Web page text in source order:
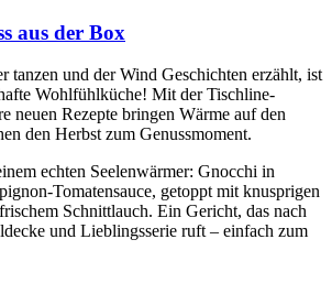
aus der Box
tanzen und der Wind Geschichten erzählt, ist
Wohlfühlküche! Mit der Tischline-
neuen Rezepte bringen Wärme auf den
den Herbst zum Genussmoment.
echten Seelenwärmer: Gnocchi in
Tomatensauce, getoppt mit knusprigen
Schnittlauch. Ein Gericht, das nach
und Lieblingsserie ruft – einfach zum